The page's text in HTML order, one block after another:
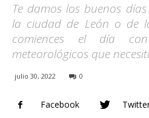
Te damos los buenos
la ciudad de León o de
comiences el día
meteorológicos que
julio 30, 2022 0
Facebook